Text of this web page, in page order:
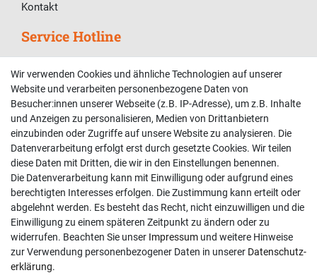
Kontakt
Service Hotline
Telefonische Unterstützung und Beratung unter:
02381 9878909
Mo-Fr, 9:00 - 18:00 Uhr
Sa, 9:00 - 13:00 Uhr
Kundenkonto
Registrieren
Login
Hilfe
Informationen
Wir verwenden Cookies und ähnliche Technologien auf unserer
Website und verarbeiten personenbezogene Daten von
Besucher:innen unserer Webseite (z.B. IP-Adresse), um z.B. Inhalte
und Anzeigen zu personalisieren, Medien von Drittanbietern
einzubinden oder Zugriffe auf unsere Website zu analysieren. Die
Datenverarbeitung erfolgt erst durch gesetzte Cookies. Wir teilen
diese Daten mit Dritten, die wir in den Einstellungen benennen.
Die Datenverarbeitung kann mit Einwilligung oder aufgrund eines
berechtigten Interesses erfolgen. Die Zustimmung kann erteilt oder
abgelehnt werden. Es besteht das Recht, nicht einzuwilligen und die
Einwilligung zu einem späteren Zeitpunkt zu ändern oder zu
widerrufen. Beachten Sie unser Impressum und weitere Hinweise
zur Verwendung personenbezogener Daten in unserer Daten­schutz­
erklärung.